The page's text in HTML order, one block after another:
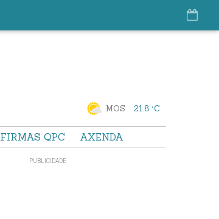
MOS 21.8 °C
FIRMAS QPC AXENDA